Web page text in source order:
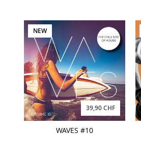
NEW
39,90 CHF
WAVES #10